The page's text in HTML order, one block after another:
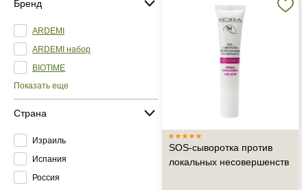
Бренд
ARDEMI
ARDEMI набор
BIOTIME
Показать еще
Страна
Израиль
Испания
Россия
SOS-сыворотка против
локальных несовершенств